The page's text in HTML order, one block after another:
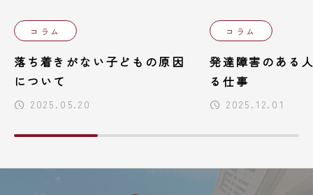
コラム
落ち着きがない子どもの原因
について
2025.05.20
コラム
発達障害のある
る仕事
2025.12.01